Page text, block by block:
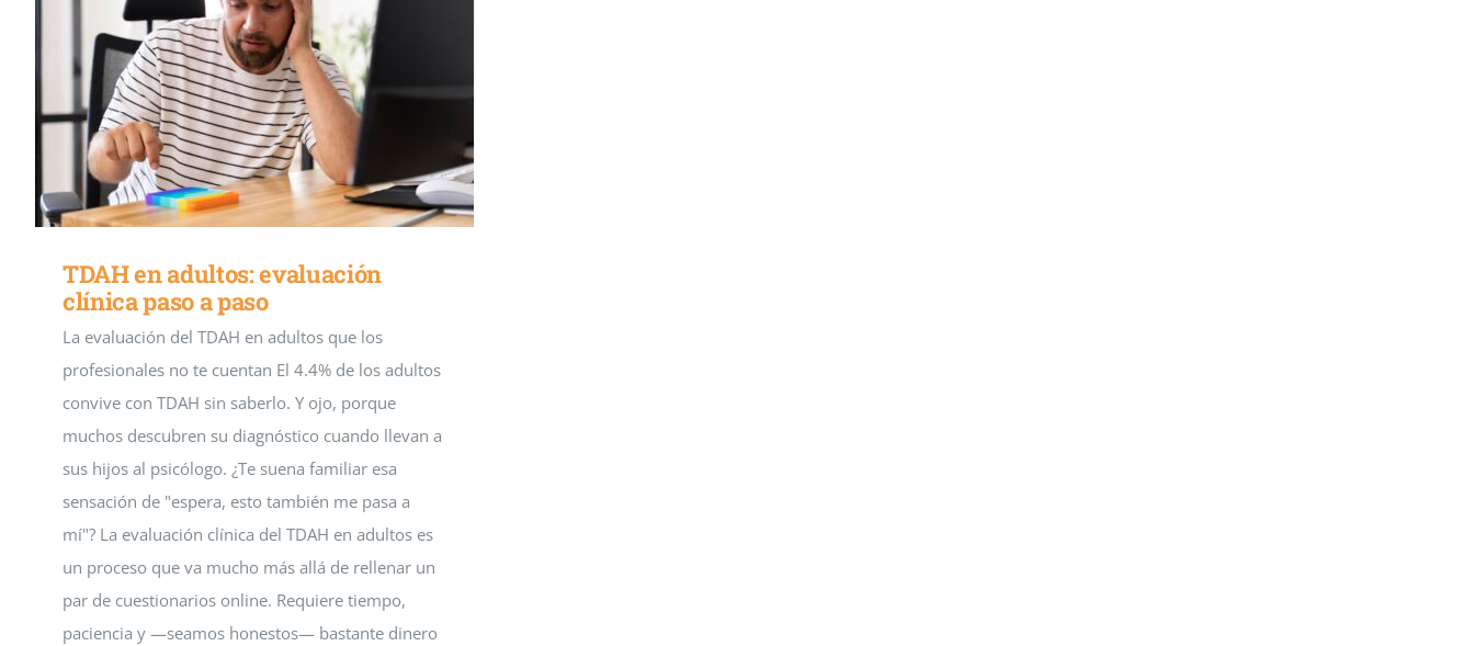
TDAH en adultos: evaluación
clínica paso a paso
La evaluación del TDAH en adultos que los
profesionales no te cuentan El 4.4% de los adultos
convive con TDAH sin saberlo. Y ojo, porque
muchos descubren su diagnóstico cuando llevan a
sus hijos al psicólogo. ¿Te suena familiar esa
sensación de "espera, esto también me pasa a
mí"? La evaluación clínica del TDAH en adultos es
un proceso que va mucho más allá de rellenar un
par de cuestionarios online. Requiere tiempo,
paciencia y —seamos honestos— bastante dinero